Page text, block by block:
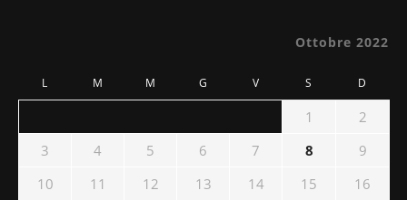
Ottobre 2022
L M M G V S D
1
2
3
4 5 6 7 8
9
10
11 12 13 14 15
16